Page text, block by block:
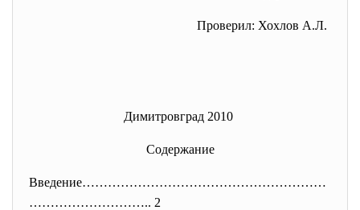
Проверил: Хохлов А.Л.
Димитровград 2010
Содержание
Введение…………………………………………………
……………………….. 2